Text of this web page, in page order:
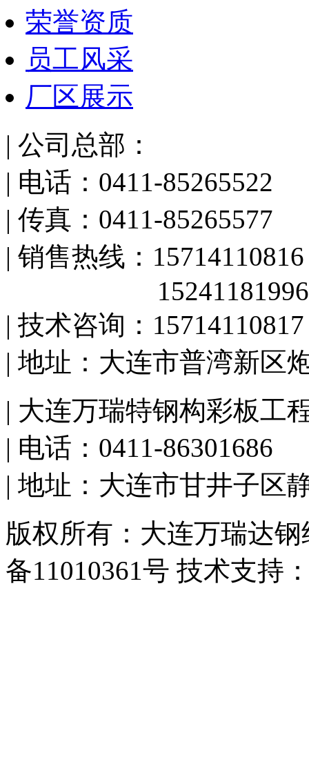
荣誉资质
员工风采
厂区展示
| 公司总部：
| 电话：0411-85265522
| 传真：0411-85265577
| 销售热线：15714110816
15241181996
| 技术咨询：15714110817
| 地址：大连市普湾新区
| 大连万瑞特钢构彩板工
| 电话：0411-86301686
| 地址：大连市甘井子区
版权所有：大连万瑞达
备11010361号 技术支持